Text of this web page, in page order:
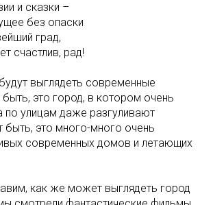
и сказки –
без опаски
град,
счастлив, рад!
выглядеть современные
это город, в котором очень
по улицам даже разгуливают
это много-много очень
современных домов и летающих
как же может выглядеть город